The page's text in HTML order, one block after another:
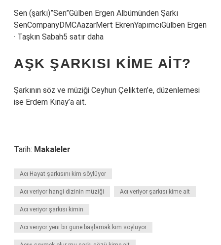
Sen (şarkı)”Sen”Gülben Ergen Albümünden Şarkı
SenCompanyDMCAazarMert EkrenYapımcıGülben Ergen
· Taşkın Sabah5 satır daha
AŞK ŞARKISI KIME AIT?
Şarkının söz ve müziği Ceyhun Çelikten’e, düzenlemesi
ise Erdem Kınay’a ait.
Tarih: Makaleler
Acı Hayat şarkısını kim söylüyor
Acı veriyor hangi dizinin müziği Acı veriyor şarkısı kime ait
Acı veriyor şarkısı kimin
Acı veriyor yeni bir güne başlamak kim söylüyor